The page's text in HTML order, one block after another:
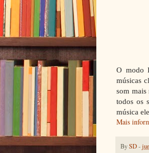
O modo
músicas
som mais
todos os
música
Mais
BySD-